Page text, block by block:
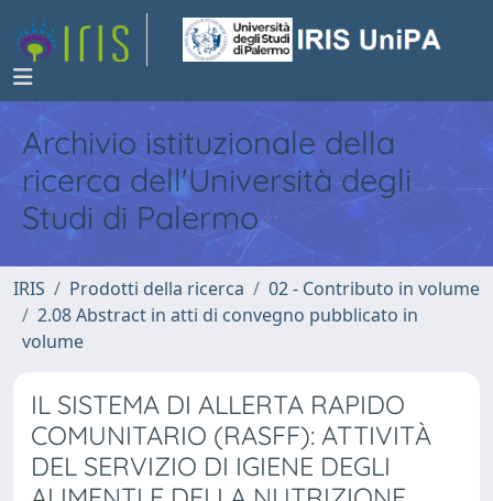
Archivio istituzionale della
ricerca dell'Università degli
Studi di Palermo
IRIS Prodotti della ricerca
02 - Contributo in volume
2.08 Abstract in atti di convegno pubblicato in
volume
IL SISTEMA DI ALLERTA RAPIDO
COMUNITARIO (RASFF): ATTIVITÀ
DEL SERVIZIO DI IGIENE DEGLI